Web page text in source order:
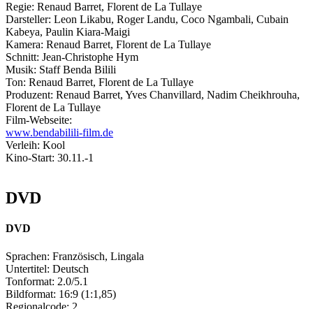
Regie: Renaud Barret, Florent de La Tullaye
Darsteller: Leon Likabu, Roger Landu, Coco Ngambali, Cubain
Kabeya, Paulin Kiara-Maigi
Kamera: Renaud Barret, Florent de La Tullaye
Schnitt: Jean-Christophe Hym
Musik: Staff Benda Bilili
Ton: Renaud Barret, Florent de La Tullaye
Produzent: Renaud Barret, Yves Chanvillard, Nadim Cheikhrouha,
Florent de La Tullaye
Film-Webseite:
www.bendabilili-film.de
Verleih: Kool
Kino-Start: 30.11.-1
DVD
DVD
Sprachen: Französisch, Lingala
Untertitel: Deutsch
Tonformat: 2.0/5.1
Bildformat: 16:9 (1:1,85)
Regionalcode: 2